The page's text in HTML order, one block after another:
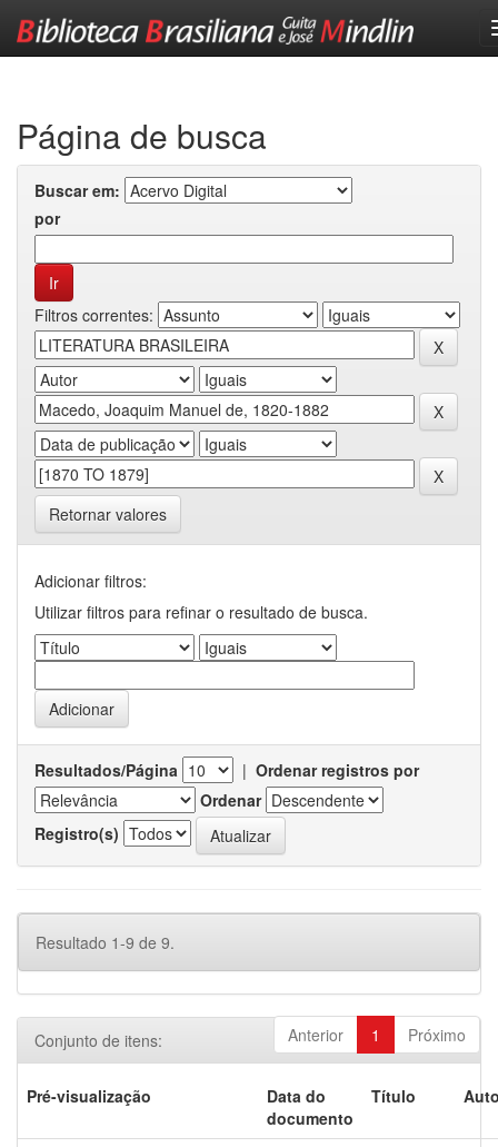
Página de busca
Buscar em:
por
Filtros correntes:
Retornar valores
Adicionar filtros:
Utilizar filtros para refinar o resultado de busca.
Resultados/Página | Ordenar registros por
Ordenar
Registro(s)
Resultado 1-9 de 9.
Anterior 1 Próximo
Conjunto de itens:
Pré-visualização
Data do
documento
Título